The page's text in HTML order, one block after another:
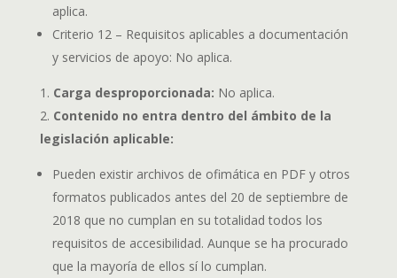
aplica.
Criterio 12 – Requisitos aplicables a documentación
y servicios de apoyo: No aplica.
Carga desproporcionada: No aplica.
Contenido no entra dentro del ámbito de la
legislación aplicable:
Pueden existir archivos de ofimática en PDF y otros
formatos publicados antes del 20 de septiembre de
2018 que no cumplan en su totalidad todos los
requisitos de accesibilidad. Aunque se ha procurado
que la mayoría de ellos sí lo cumplan.